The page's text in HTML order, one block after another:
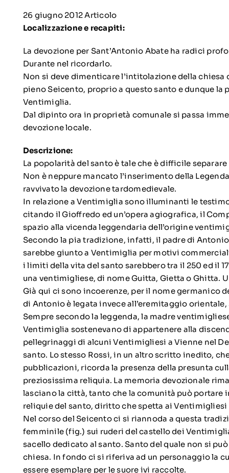
26 giugno 2012Articolo
Localizzazione e recapiti:
La devozione per Sant’Antonio Abate ha radici
Durante nel ricordarlo.
Non si deve dimenticare l’intitolazione della
pieno Seicento, proprio a questo santo e dunque la
Ventimiglia.
Dal dipinto ora in proprietà comunale si passa
devozione locale.
Descrizione:
La popolarità del santo è tale che è difficile
Non è neppure mancato l’inserimento della
ravvivato la devozione tardomedievale.
In relazione a Ventimiglia sono illuminanti le
citando il Gioffredo ed un’opera agiografica, il
spazio alla vicenda leggendaria dell’origine
Secondo la pia tradizione, infatti, il padre di
sarebbe giunto a Ventimiglia per motivi
i limiti della vita del santo sarebbero tra il 250 ed il
una ventimigliese, di nome Guitta, Gietta o Ghitta.
Già qui ci sono incoerenze, per il nome germanico
di Antonio è legata invece all’eremitaggio
Sempre secondo la leggenda, la madre
Ventimiglia sostenevano di appartenere alla
pellegrinaggi di alcuni Ventimigliesi a Vienne nel
santo. Lo stesso Rossi, in un altro scritto inedito,
pubblicazioni, ricorda la presenza della presunta
preziosissima reliquia. La memoria devozionale
lasciano la città, tanto che la comunità può portare
reliquie del santo, diritto che spetta ai
Nel corso del Seicento ci si riannoda a questa
femminile (fig.) sui ruderi del castello dei
sacello dedicato al santo. Santo del quale non si
chiesa. In fondo ci si riferiva ad un personaggio la
essere esemplare per le suore ivi raccolte.